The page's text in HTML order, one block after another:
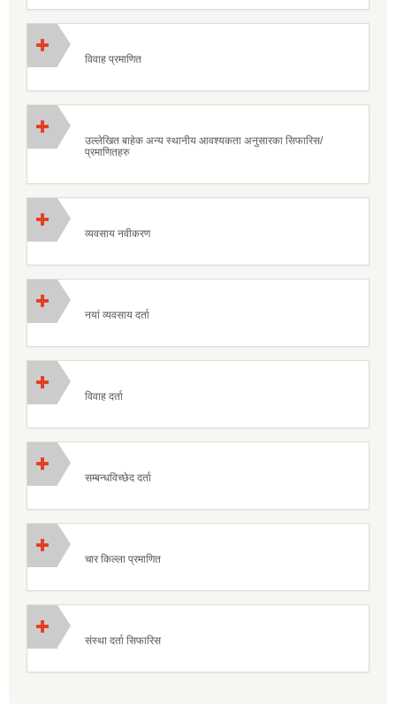
विवाह प्रमाणित
उल्लेखित बाहेक अन्य स्थानीय आवश्यकता अनुसारका सिफारिस/
प्रमाणितहरु
व्यवसाय नवीकरण
नयां व्यवसाय दर्ता
विवाह दर्ता
सम्बन्धविच्छेद दर्ता
चार किल्ला प्रमाणित
संस्था दर्ता सिफारिस